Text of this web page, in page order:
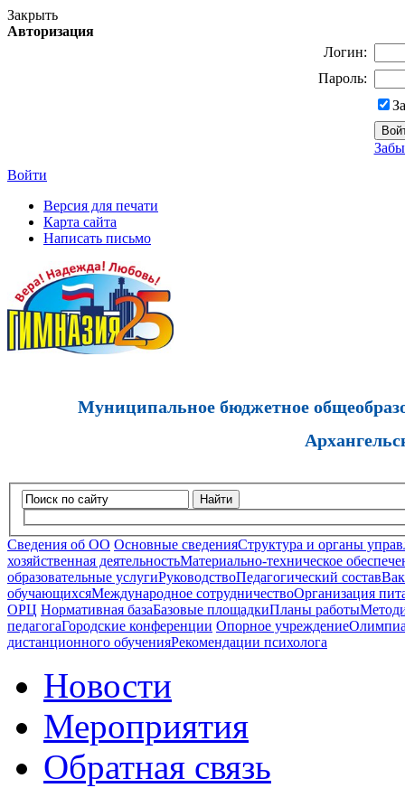
Закрыть
Авторизация
Логин:
Пароль:
Войти
Версия для печати
Карта сайта
Написать письмо
Муниципальное бюджетное
Найти
Сведения об ОО Основные сведенияСтруктура и органы
хозяйственная деятельностьМатериально-техническое
образовательные услугиРуководствоПедагогический состав
обучающихсяМеждународное сотрудничествоОрганизация
ОРЦ Нормативная базаБазовые площадкиПланы работы
педагогаГородские конференции Опорное учреждение
дистанционного обученияРекомендации психолога
Новости
Мероприятия
Обратная связь